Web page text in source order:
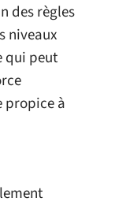
des règles
niveaux
qui peut
propice à